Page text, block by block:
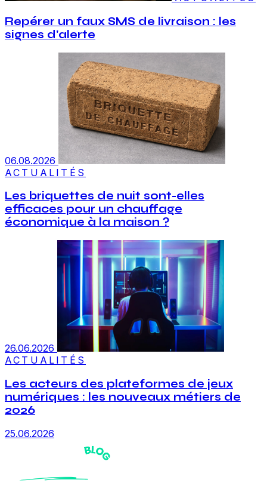
Repérer un faux SMS de livraison : les
signes d'alerte
06.08.2026
ACTUALITÉS
Les briquettes de nuit sont-elles
efficaces pour un chauffage
économique à la maison ?
26.06.2026
ACTUALITÉS
Les acteurs des plateformes de jeux
numériques : les nouveaux métiers de
2026
25.06.2026